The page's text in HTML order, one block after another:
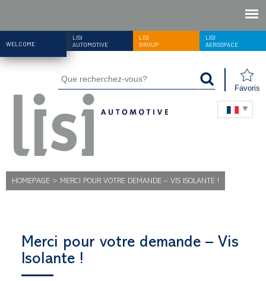
WELCOME
LISI
AUTOMOTIVE
LISI
GROUP
LISI
AEROSPACE
Favoris
HOMEPAGE > MERCI POUR VOTRE DEMANDE – VIS ISOLANTE !
Merci pour votre demande – Vis
Isolante !